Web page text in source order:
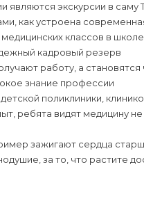
экскурсии в саму
как устроена
классов в
кадровый резерв
работу, а
знание профессии
поликлиники,
ребята видят медицину
зажигают сердца
за то, что растите